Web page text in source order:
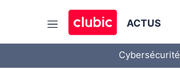
ACTUS
Cybersécurité